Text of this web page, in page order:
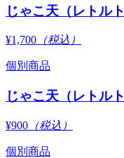
じゃこ天（レトル
¥1,700 （税込）
個別商品
じゃこ天（レトル
¥900 （税込）
個別商品